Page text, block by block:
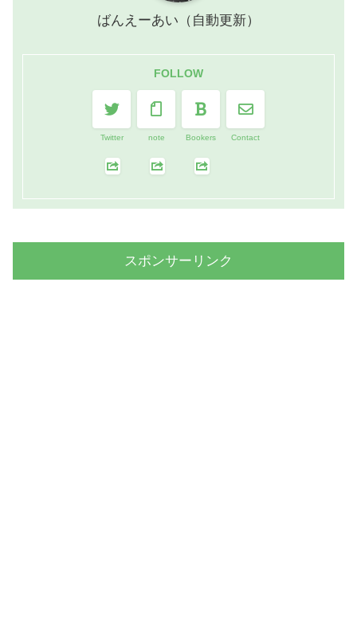
ばんえーあい（自動更新）
FOLLOW
Twitter note Bookers Contact
スポンサーリンク